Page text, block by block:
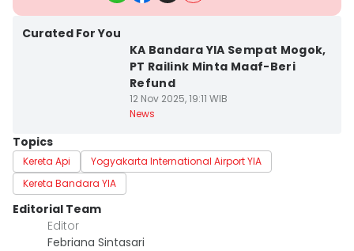
Curated For You
KA Bandara YIA Sempat Mogok,
PT Railink Minta Maaf-Beri
Refund
12 Nov 2025, 19:11 WIB
News
Topics
Kereta Api
Yogyakarta International Airport YIA
Kereta Bandara YIA
Editorial Team
Editor
Febriana Sintasari